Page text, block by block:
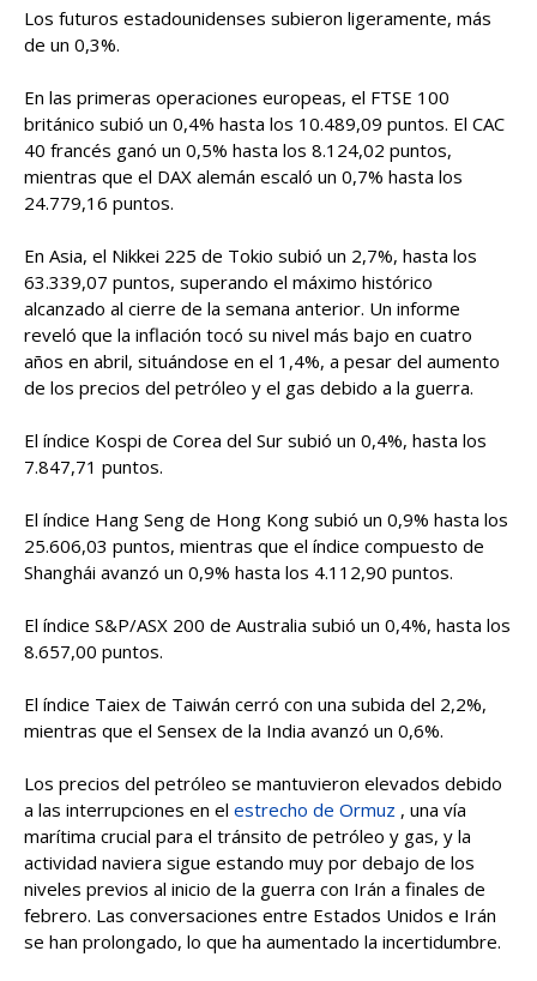
Los futuros estadounidenses subieron ligeramente, más
de un 0,3%.
En las primeras operaciones europeas, el FTSE 100
británico subió un 0,4% hasta los 10.489,09 puntos. El CAC
40 francés ganó un 0,5% hasta los 8.124,02 puntos,
mientras que el DAX alemán escaló un 0,7% hasta los
24.779,16 puntos.
En Asia, el Nikkei 225 de Tokio subió un 2,7%, hasta los
63.339,07 puntos, superando el máximo histórico
alcanzado al cierre de la semana anterior. Un informe
reveló que la inflación tocó su nivel más bajo en cuatro
años en abril, situándose en el 1,4%, a pesar del aumento
de los precios del petróleo y el gas debido a la guerra.
El índice Kospi de Corea del Sur subió un 0,4%, hasta los
7.847,71 puntos.
El índice Hang Seng de Hong Kong subió un 0,9% hasta los
25.606,03 puntos, mientras que el índice compuesto de
Shanghái avanzó un 0,9% hasta los 4.112,90 puntos.
El índice S&P/ASX 200 de Australia subió un 0,4%, hasta los
8.657,00 puntos.
El índice Taiex de Taiwán cerró con una subida del 2,2%,
mientras que el Sensex de la India avanzó un 0,6%.
Los precios del petróleo se mantuvieron elevados debido
a las interrupciones en el estrecho de Ormuz , una vía
marítima crucial para el tránsito de petróleo y gas, y la
actividad naviera sigue estando muy por debajo de los
niveles previos al inicio de la guerra con Irán a finales de
febrero. Las conversaciones entre Estados Unidos e Irán
se han prolongado, lo que ha aumentado la incertidumbre.